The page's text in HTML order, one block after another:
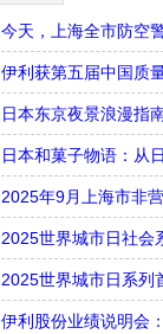
今天，上海全市防空
伊利获第五届中国质
日本东京夜景浪漫指
日本和菓子物语：从
2025年9月上海市非
2025世界城市日社会
2025世界城市日系列
伊利股份业绩说明会